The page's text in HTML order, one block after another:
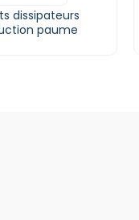
dissipateurs
paume